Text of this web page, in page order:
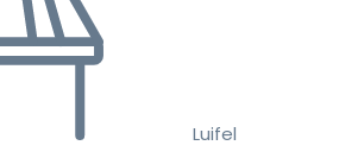
Luifel